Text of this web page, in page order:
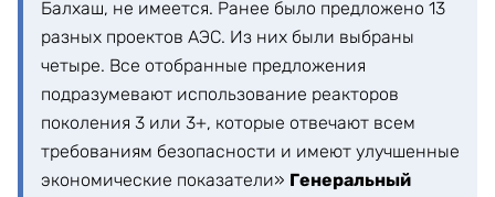
Балхаш, не имеется. Ранее было предложено 13
разных проектов АЭС. Из них были выбраны
четыре. Все отобранные предложения
подразумевают использование реакторов
поколения 3 или 3+, которые отвечают всем
требованиям безопасности и имеют улучшенные
экономические показатели» Генеральный